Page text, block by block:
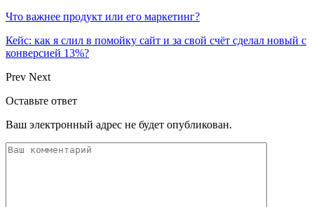
Что важнее продукт или его маркетинг?
Кейс: как я слил в помойку сайт и за свой счёт сделал новый с
конверсией 13%?
Prev Next
Оставьте ответ
Ваш электронный адрес не будет опубликован.